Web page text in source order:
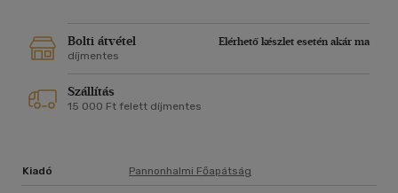
Bolti átvétel
Elérhető készlet esetén akár ma
díjmentes
Szállítás
15 000 Ft felett díjmentes
Kiadó Pannonhalmi Főapátság